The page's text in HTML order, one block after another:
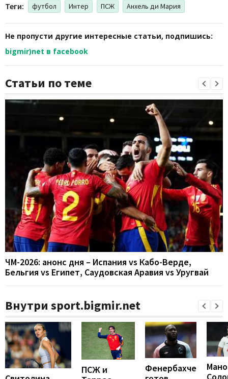
Теги: футбол Интер ПСЖ Анхель ди Мария
Не пропусти другие интересные статьи, подпишись:
bigmir)net в facebook
Статьи по теме
ЧМ-2026: анонс дня – Испания vs Кабо-Верде,
Бельгия vs Египет, Саудовская Аравия vs Уругвай
Внутри sport.bigmir.net
ПСЖ и
Фенербахче